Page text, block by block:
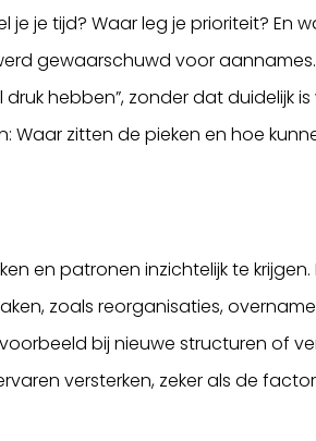
je je tijd? Waar leg je prioriteit? En
gewaarschuwd voor
hebben”, zonder dat duidelijk
Waar zitten de pieken en hoe
en patronen inzichtelijk te
zoals reorganisaties,
bij nieuwe structuren of
versterken, zeker als de